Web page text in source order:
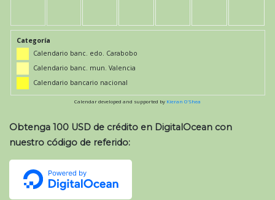
Categoría
Calendario banc. edo. Carabobo
Calendario banc. mun. Valencia
Calendario bancario nacional
Calendar developed and supported by Kieran O'Shea
Obtenga 100 USD de crédito en DigitalOcean con
nuestro código de referido: